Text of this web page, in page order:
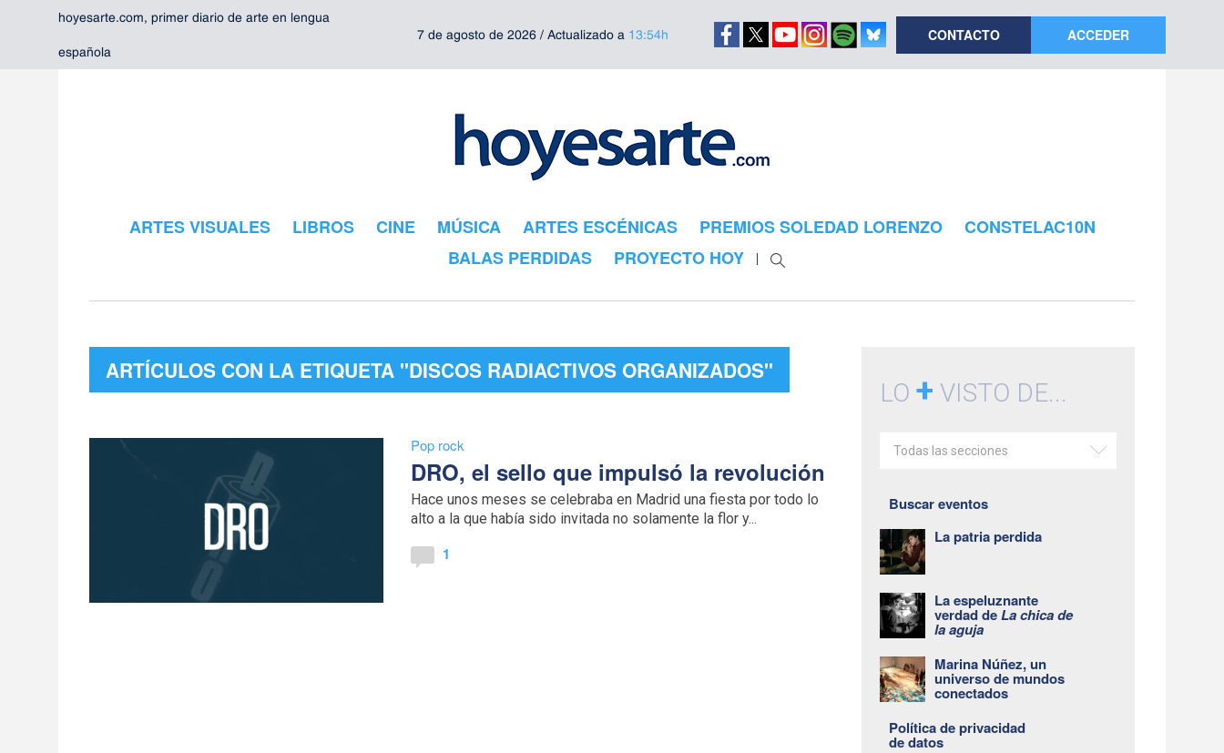
hoyesarte.com, primer diario de arte en lengua
española
7 de agosto de 2026 / Actualizado a 13:54h CONTACTO ACCEDER
ARTES VISUALES LIBROS CINE MÚSICA ARTES ESCÉNICAS PREMIOS SOLEDAD LORENZO
CONSTELAC10N
BALAS PERDIDAS
PROYECTO HOY
ARTÍCULOS CON LA ETIQUETA "DISCOS RADIACTIVOS ORGANIZADOS"
Pop rock
DRO, el sello que impulsó la revolución
Hace unos meses se celebraba en Madrid una fiesta por todo lo
alto a la que había sido invitada no solamente la flor y...
1
LO+ VISTO DE...
Todas las secciones
Buscar eventos
La patria perdida
La espeluznante
verdad deLa chica de
la aguja
Marina Núñez, un
universo de mundos
conectados
Política de privacidad
de datos